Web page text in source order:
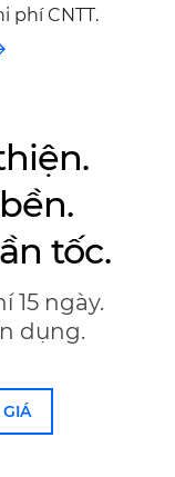
phí CNTT.
tốc.
15 ngày.
dụng.